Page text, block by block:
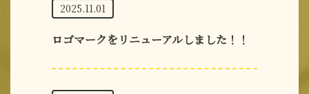
2025.11.01
ロゴマークをリニューアルしました！！